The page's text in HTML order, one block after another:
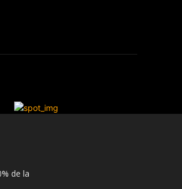
de la